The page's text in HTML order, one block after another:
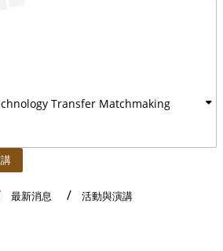
Transfer Matchmaking
最新消息 活動與演講